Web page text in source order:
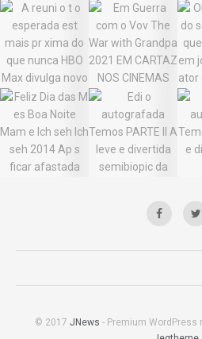
© 2017 JNews - Premium WordPress